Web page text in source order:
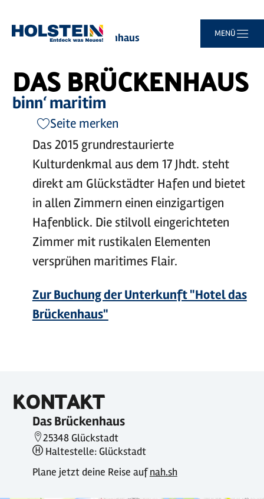
Hauptinhalt
Suche
Navigation
Footer
MENÜ
Sie
Startseite Das Brückenhaus
DAS BRÜCKENHAUS
binn‘ maritim
Seite merken
Das 2015 grundrestaurierte
Kulturdenkmal aus dem 17 Jhdt. steht
direkt am Glückstädter Hafen und bietet
in allen Zimmern einen einzigartigen
Hafenblick. Die stilvoll eingerichteten
Zimmer mit rustikalen Elementen
versprühen maritimes Flair.
Zur Buchung der Unterkunft "Hotel das
Brückenhaus"
KONTAKT
Das Brückenhaus
25348 Glückstadt
Haltestelle: Glückstadt
Plane jetzt deine Reise aufnah.sh